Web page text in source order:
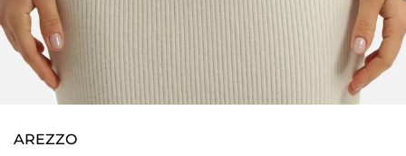
AREZZO